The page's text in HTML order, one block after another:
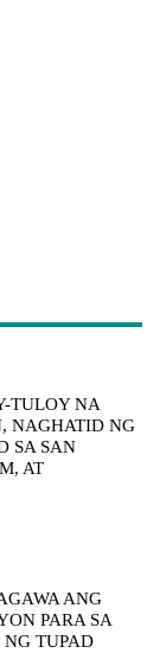
TULOY NA
NAGHATID NG
SA SAN
AT
ANG
PARA SA
NG TUPAD